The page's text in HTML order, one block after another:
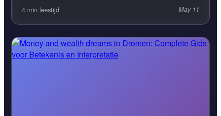
4 min leestijd May 11